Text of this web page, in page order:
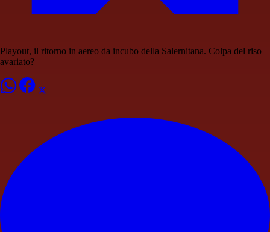
Playout, il ritorno in aereo da incubo della Salernitana. Colpa del riso
avariato?